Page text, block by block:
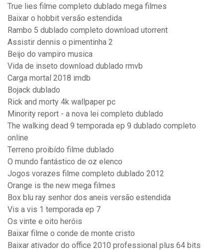
True lies filme completo dublado mega filmes
Baixar o hobbit versão estendida
Rambo 5 dublado completo download utorrent
Assistir dennis o pimentinha 2
Beijo do vampiro musica
Vida de inseto download dublado rmvb
Carga mortal 2018 imdb
Bojack dublado
Rick and morty 4k wallpaper pc
Minority report - a nova lei completo dublado
The walking dead 9 temporada ep 9 dublado completo
online
Terreno proibído filme dublado
O mundo fantástico de oz elenco
Jogos vorazes filme completo dublado 2012
Orange is the new mega filmes
Box blu ray senhor dos aneis versão estendida
Vis a vis 1 temporada ep 7
Os vinte e oito heróis
Baixar filme o conde de monte cristo
Baixar ativador do office 2010 professional plus 64 bits